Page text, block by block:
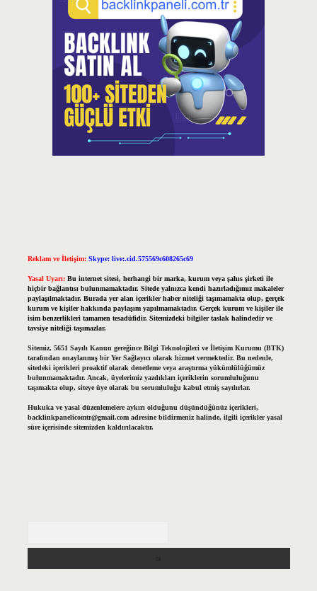
Reklam ve İletişim: Skype: live:.cid.575569c608265c69
Yasal Uyarı: Bu internet sitesi, herhangi bir marka, kurum veya şahıs şirketi ile
hiçbir bağlantısı bulunmamaktadır. Sitede yalnızca kendi hazırladığımız makaleler
paylaşılmaktadır. Burada yer alan içerikler haber niteliği taşımamakta olup, gerçek
kurum ve kişiler hakkında paylaşım yapılmamaktadır. Gerçek kurum ve kişiler ile
isim benzerlikleri tamamen tesadüfidir. Sitemizdeki bilgiler taslak halindedir ve
tavsiye niteliği taşımazlar.
Sitemiz, 5651 Sayılı Kanun gereğince Bilgi Teknolojileri ve İletişim Kurumu (BTK)
tarafından onaylanmış bir Yer Sağlayıcı olarak hizmet vermektedir. Bu nedenle,
sitedeki içerikleri proaktif olarak denetleme veya araştırma yükümlülüğümüz
bulunmamaktadır. Ancak, üyelerimiz yazdıkları içeriklerin sorumluluğunu
taşımakta olup, siteye üye olarak bu sorumluluğu kabul etmiş sayılırlar.
Hukuka ve yasal düzenlemelere aykırı olduğunu düşündüğünüz içerikleri,
backlinkpanelicomtr@gmail.comadresine bildirmeniz halinde, ilgili içerikler yasal
süre içerisinde sitemizden kaldırılacaktır.